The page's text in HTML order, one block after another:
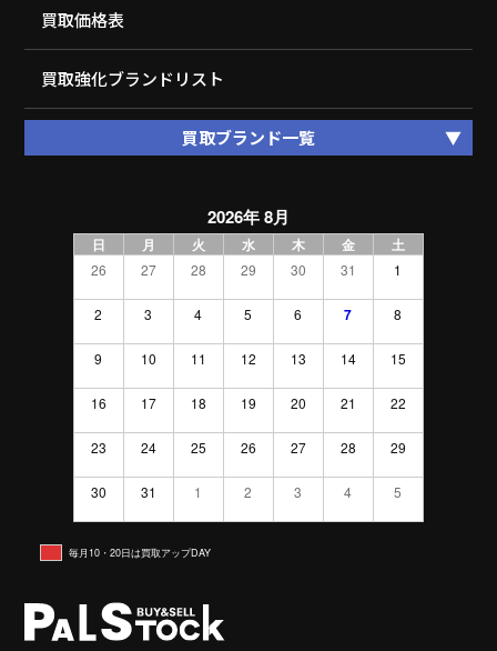
買取価格表
買取強化ブランドリスト
買取ブランド一覧
2026年 8月
日 月 火 水 木 金 土
26 27 28 29 30 31 1
2 3 4 5 6 7 8
9 10 11 12 13 14 15
16 17 18 19 20 21 22
23 24 25 26 27 28 29
30 31 1 2 3 4 5
毎月10・20日は買取アップDAY